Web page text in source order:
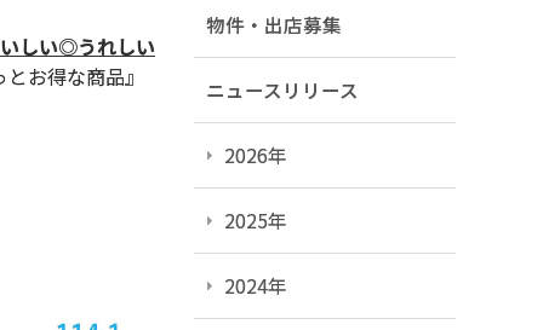
しい◎うれしい
お得な商品』
物件・出店募集
ニュースリリース
2026年
2025年
2024年